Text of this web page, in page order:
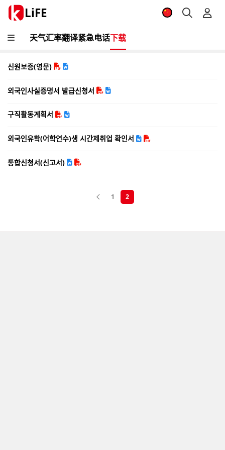
LiFE
天气汇率翻译紧急电话下载
신원보증(영문)
외국인사실증명서 발급신청서
구직활동계획서
외국인유학(어학연수)생 시간제취업 확인서
통합신청서(신고서)
1 2